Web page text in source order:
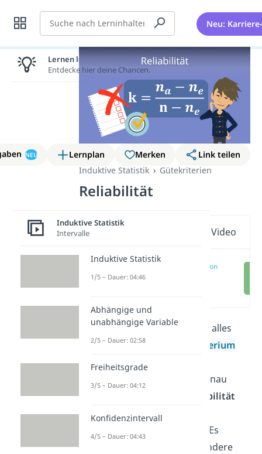
Suche Neu:
NEU Lernplan Merken
Link teilen
Induktive Statistik
Gütekriterien
Reliabilität
Wichtige Inhalte in diesem Video
Reliabilität Definition
In diesem Beitrag erfährst du alles
überReliabilität
Gütekriterium
statistischer
Berechnungen. Besonders genau
lernst du die
Interrater Reliabilität
als zentralen Test der
kennen. Es
werden dir aber auch noch andere
Lernen lohnt sich!
Entdecke hier deine Chancen.
Induktive Statistik
Intervalle
Induktive Statistik
1/5 – Dauer: 04:46
Abhängige und
unabhängige Variable
2/5 – Dauer: 02:58
Freiheitsgrade
3/5 – Dauer: 04:12
Konfidenzintervall
4/5 – Dauer: 04:43